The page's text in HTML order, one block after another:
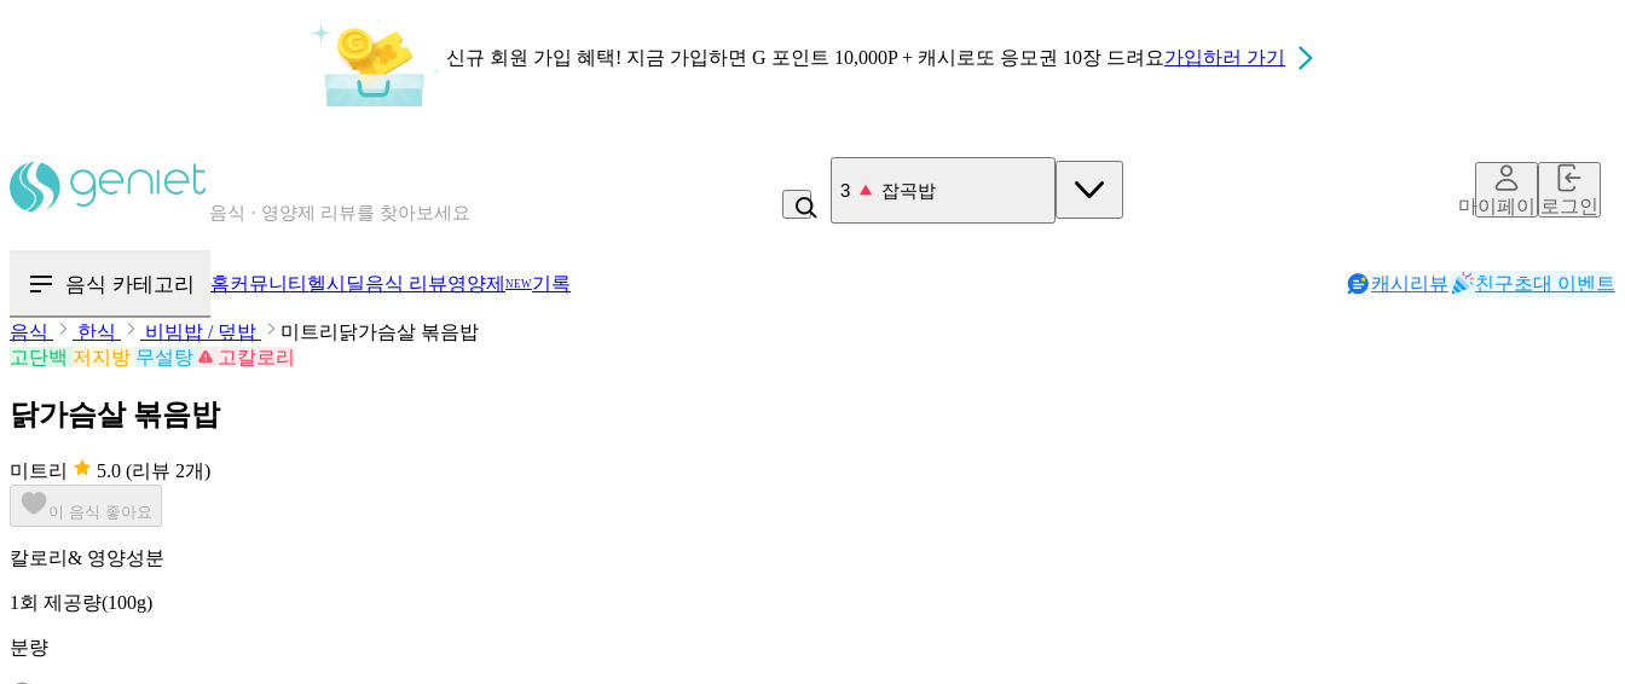
신규 회원 가입 혜택! 지금 가입하면 G 포인트 10,000P + 캐시로또 응모권 10장 드려요가입하러 가기
칼로리와 영양성분을 검색해보세요
3 잡곡밥
마이페이지로그인
음식 카테고리 홈커뮤니티 헬시딜음식 리뷰영양제 NEW기록 캐시리뷰 친구초대 이벤트
음식 한식 비빔밥 / 덮밥
미트리닭가슴살 볶음밥
고단백 저지방 무설탕 고칼로리
닭가슴살 볶음밥
미트리 5.0 (리뷰 2개)
이 음식 좋아요
칼로리& 영양성분
1회 제공량(100g)
분량